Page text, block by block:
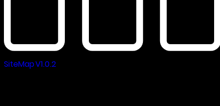
SiteMap V1.0.2